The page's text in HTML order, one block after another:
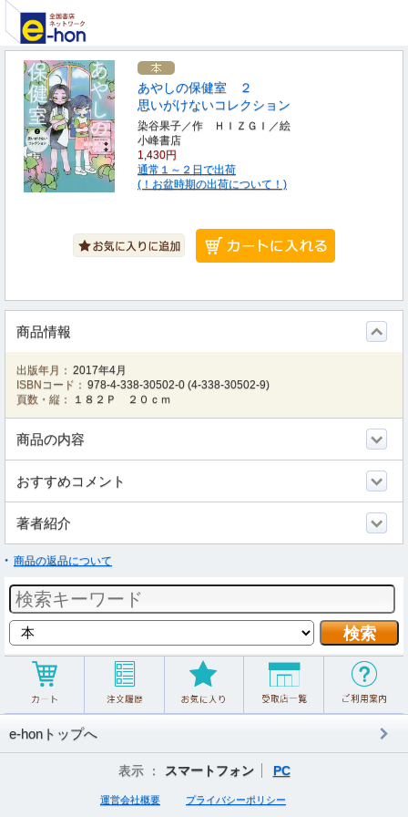
あやしの保健室 ２
思いがけないコレクション
染谷果子／作 ＨＩＺＧＩ／絵
小峰書店
1,430円
通常１～２日で出荷
(！お盆時期の出荷について！)
商品情報
出版年月： 2017年4月
ISBNコード： 978-4-338-30502-0 (4-338-30502-9)
頁数・縦：
１８２Ｐ ２０ｃｍ
商品の内容
おすすめコメント
著者紹介
商品の返品について
e-honトップへ
表示 ： スマートフォン PC
運営会社概要 プライバシーポリシー